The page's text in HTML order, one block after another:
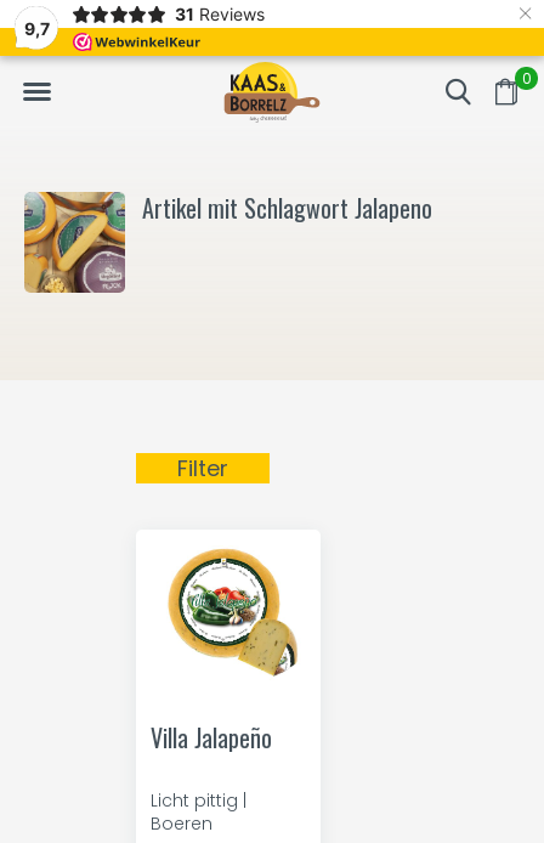
9,7
31 Reviews ×
0
Frisch geschnitten und vakuumverpackt. Meistens Lieferung
Artikel mit Schlagwort Jalapeno
Filter
Villa Jalapeño
Licht pittig |
Boeren